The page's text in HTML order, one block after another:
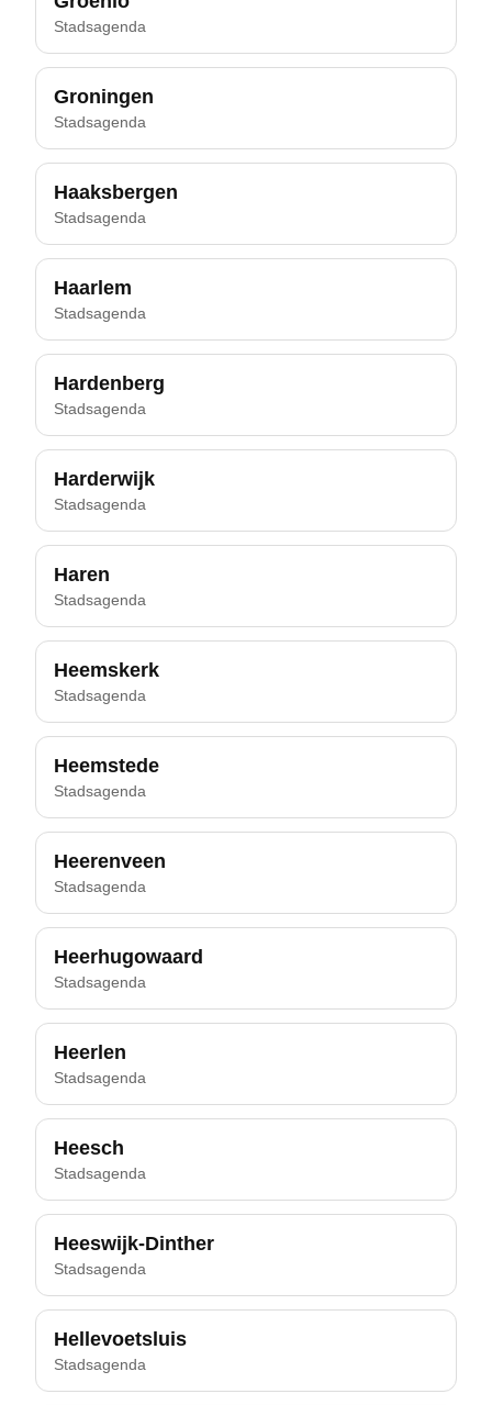
Stadsagenda
Groningen
Stadsagenda
Haaksbergen
Stadsagenda
Haarlem
Stadsagenda
Hardenberg
Stadsagenda
Harderwijk
Stadsagenda
Haren
Stadsagenda
Heemskerk
Stadsagenda
Heemstede
Stadsagenda
Heerenveen
Stadsagenda
Heerhugowaard
Stadsagenda
Heerlen
Stadsagenda
Heesch
Stadsagenda
Heeswijk-Dinther
Stadsagenda
Hellevoetsluis
Stadsagenda